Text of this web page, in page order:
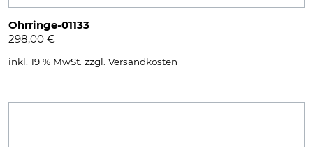
Ohrringe-01133
298,00 €
inkl. 19 % MwSt. zzgl. Versandkosten